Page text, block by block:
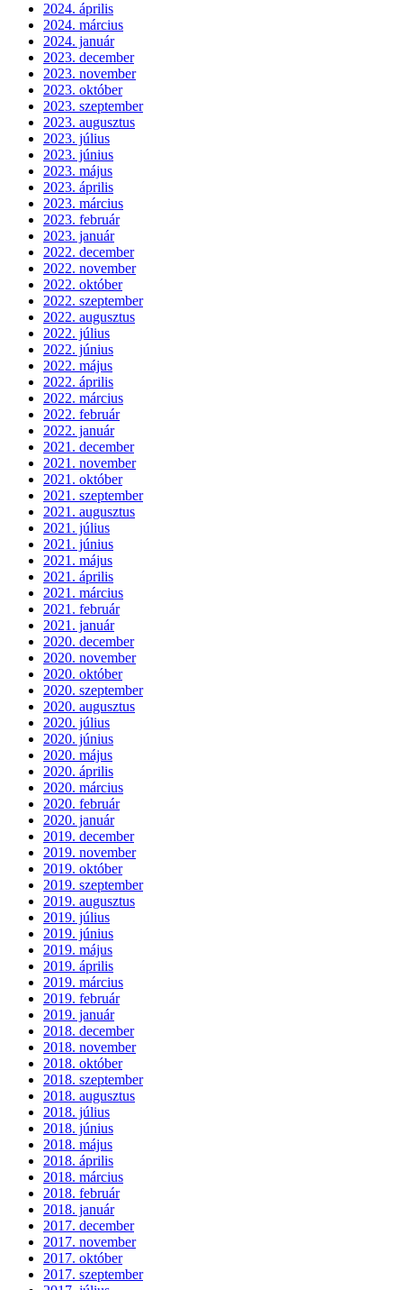
2024. április
2024. március
2024. január
2023. december
2023. november
2023. október
2023. szeptember
2023. augusztus
2023. július
2023. június
2023. május
2023. április
2023. március
2023. február
2023. január
2022. december
2022. november
2022. október
2022. szeptember
2022. augusztus
2022. július
2022. június
2022. május
2022. április
2022. március
2022. február
2022. január
2021. december
2021. november
2021. október
2021. szeptember
2021. augusztus
2021. július
2021. június
2021. május
2021. április
2021. március
2021. február
2021. január
2020. december
2020. november
2020. október
2020. szeptember
2020. augusztus
2020. július
2020. június
2020. május
2020. április
2020. március
2020. február
2020. január
2019. december
2019. november
2019. október
2019. szeptember
2019. augusztus
2019. július
2019. június
2019. május
2019. április
2019. március
2019. február
2019. január
2018. december
2018. november
2018. október
2018. szeptember
2018. augusztus
2018. július
2018. június
2018. május
2018. április
2018. március
2018. február
2018. január
2017. december
2017. november
2017. október
2017. szeptember